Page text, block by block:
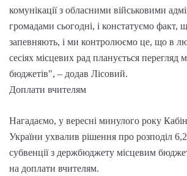
комунікації з обласними військовими
громадами сьогодні, і констатуємо факт,
запевняють, і ми контролюємо це, що в
сесіях місцевих рад планується перегляд
бюджетів", – додав Лісовий.
Доплати вчителям
Нагадаємо, у вересні минулого року
України ухвалив рішення про розподіл
субвенції з держбюджету місцевим
на доплати вчителям.